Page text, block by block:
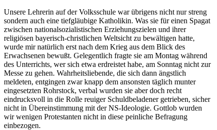
Unsere Lehrerin auf der Volksschule war übrigens nicht nur streng
sondern auch eine tiefgläubige Katholikin. Was sie für einen Spagat
zwischen nationalsozialistischen Erziehungszielen und ihrer
religiösen bayerisch-christlichen Weltsicht zu bewältigen hatte,
wurde mir natürlich erst nach dem Krieg aus dem Blick des
Erwachsenen bewußt. Gelegentlich fragte sie am Montag während
des Unterrichts, wer sich etwa erdreistet habe, am Sonntag nicht zur
Messe zu gehen. Wahrheitsliebende, die sich dann ängstlich
meldeten, entgingen zwar knapp dem ansonsten täglich munter
eingesetzten Rohrstock, verbal wurden sie aber doch recht
eindrucksvoll in die Rolle reuiger Schuldbeladener getrieben, sicher
nicht in Übereinstimmung mit der NS-Ideologie. Gottlob wurden
wir wenigen Protestanten nicht in diese peinliche Befragung
einbezogen.